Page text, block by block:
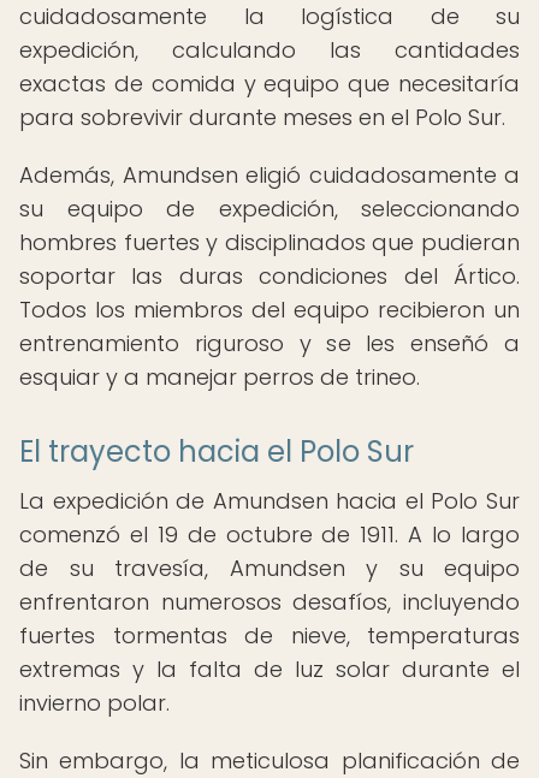
cuidadosamente la logística de su
expedición, calculando las cantidades
exactas de comida y equipo que necesitaría
para sobrevivir durante meses en el Polo Sur.
Además, Amundsen eligió cuidadosamente a
su equipo de expedición, seleccionando
hombres fuertes y disciplinados que pudieran
soportar las duras condiciones del Ártico.
Todos los miembros del equipo recibieron un
entrenamiento riguroso y se les enseñó a
esquiar y a manejar perros de trineo.
El trayecto hacia el Polo Sur
La expedición de Amundsen hacia el Polo Sur
comenzó el 19 de octubre de 1911. A lo largo
de su travesía, Amundsen y su equipo
enfrentaron numerosos desafíos, incluyendo
fuertes tormentas de nieve, temperaturas
extremas y la falta de luz solar durante el
invierno polar.
Sin embargo, la meticulosa planificación de